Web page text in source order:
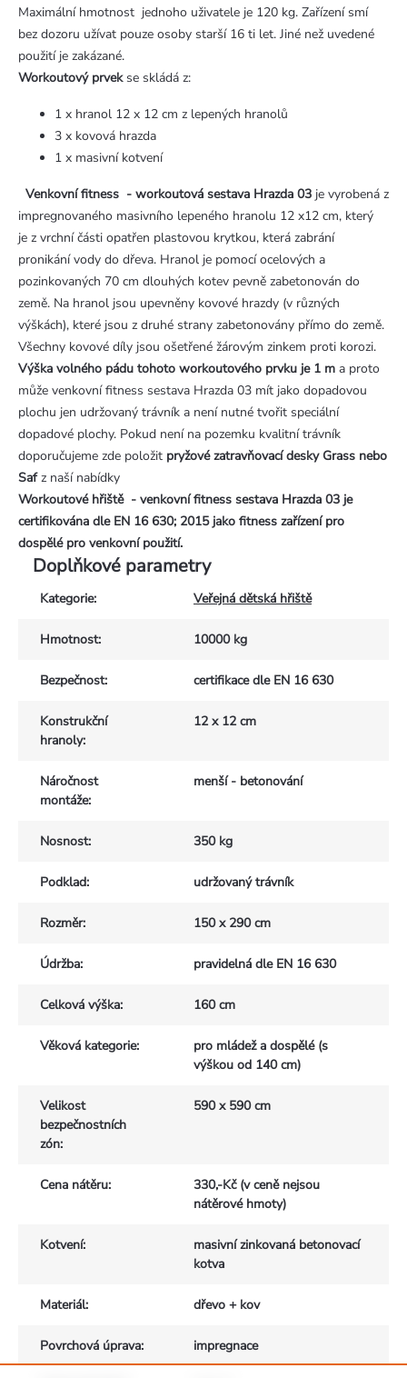
Maximální hmotnost jednoho uživatele je 120 kg. Zařízení smí
bez dozoru užívat pouze osoby starší 16 ti let. Jiné než uvedené
použití je zakázané.
Workoutový prvekse skládá z:
1 x hranol 12 x 12 cm z lepených hranolů
3 x kovová hrazda
1 x masivní kotvení
Venkovní fitness - workoutová sestava Hrazda 03 je vyrobená z
impregnovaného masivního lepeného hranolu 12 x12 cm, který
je z vrchní části opatřen plastovou krytkou, která zabrání
pronikání vody do dřeva. Hranol je pomocí ocelových a
pozinkovaných 70 cm dlouhých kotev pevně zabetonován do
země. Na hranol jsou upevněny kovové hrazdy (v různých
výškách), které jsou z druhé strany zabetonovány přímo do země.
Všechny kovové díly jsou ošetřené žárovým zinkem proti korozi.
Výška volného pádu tohoto workoutového prvku je 1 m a proto
může venkovní fitness sestava Hrazda 03 mít jako dopadovou
plochu jen udržovaný trávník a není nutné tvořit speciální
dopadové plochy. Pokud není na pozemku kvalitní trávník
doporučujeme zde položit pryžové zatravňovací desky Grass nebo
Safz naší nabídky
Workoutové hřiště - venkovní fitness sestava Hrazda 03 je
certifikována dle EN 16 630; 2015 jako fitness zařízení pro
dospělé pro venkovní použití.
Doplňkové parametry
Kategorie: Veřejná dětská hřiště
Hmotnost: 10000 kg
Bezpečnost: certifikace dle EN 16 630
Konstrukční
hranoly:
12 x 12 cm
Náročnost
montáže:
menší - betonování
Nosnost: 350 kg
Podklad: udržovaný trávník
Rozměr: 150 x 290 cm
Údržba: pravidelná dle EN 16 630
Celková výška: 160 cm
Věková kategorie:
pro mládež a dospělé (s
výškou od 140 cm)
Velikost
bezpečnostních
zón:
590 x 590 cm
Cena nátěru:
330,-Kč (v ceně nejsou
nátěrové hmoty)
Kotvení:
masivní zinkovaná betonovací
kotva
Materiál: dřevo + kov
Povrchová úprava: impregnace